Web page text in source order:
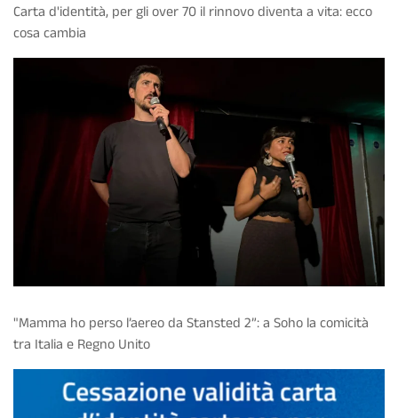
Carta d'identità, per gli over 70 il rinnovo diventa a vita: ecco
cosa cambia
"Mamma ho perso l’aereo da Stansted 2”: a Soho la comicità
tra Italia e Regno Unito